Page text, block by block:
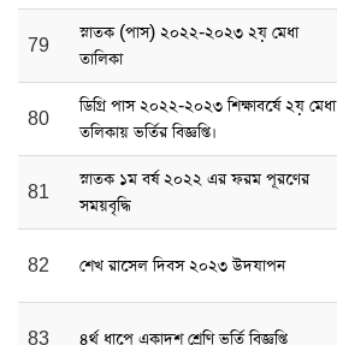
79
স্নাতক (পাস) ২০২২-২০২৩ ২য় মেধা
তালিকা
80
ডিগ্রি পাস ২০২২-২০২৩ শিক্ষাবর্ষে ২য় মেধা
তলিকায় ভর্তির বিজ্ঞপ্তি।
81
স্নাতক ১ম বর্ষ ২০২২ এর ফরম পূরণের
সময়বৃদ্ধি
82 শেখ রাসেল দিবস ২০২৩ উদযাপন
83 ৪র্থ ধাপে একাদশ শ্রেণি ভর্তি বিজ্ঞপ্তি